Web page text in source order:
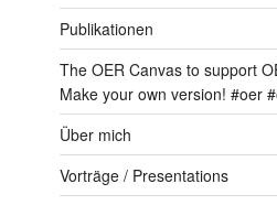
Publikationen
The OER Canvas to support
Make your own version! #oer
Über mich
Vorträge / Presentations